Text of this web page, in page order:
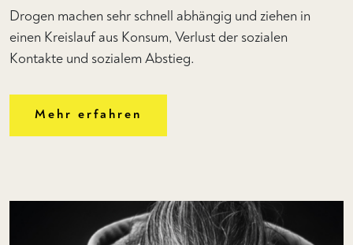
Drogen machen sehr schnell abhängig und ziehen in
einen Kreislauf aus Konsum, Verlust der sozialen
Kontakte und sozialem Abstieg.
Mehr erfahren